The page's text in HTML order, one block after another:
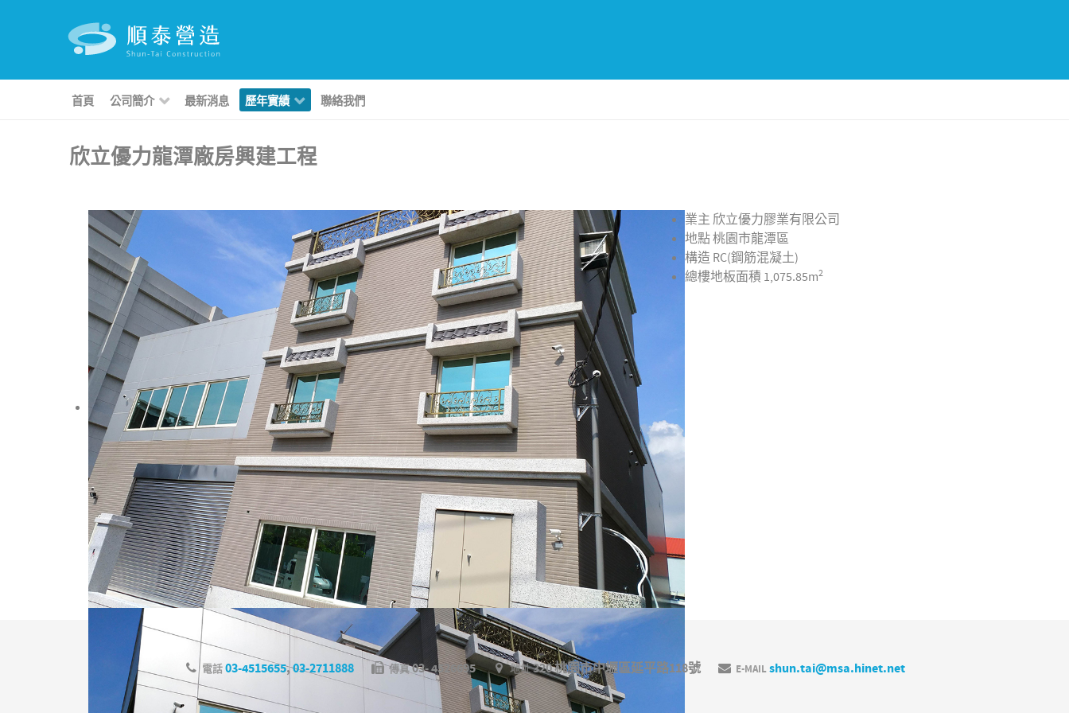
首頁 公司簡介 最新消息 歷年實績 聯絡我們
欣立優力龍潭廠房興建工程
業主 欣立優力膠業有限公司
地點桃園市龍潭區
構造 RC(鋼筋混凝土)
總樓地板面積 1,075.85m2
電話 03-4515655,03-2711888 傳真 03- 4526695 地址 320 桃園市中壢區延平路118號 E-MAIL shun.tai@msa.hinet.net